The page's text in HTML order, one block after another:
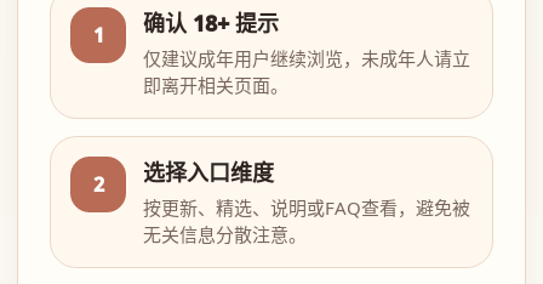
1 确认 18+ 提示
仅建议成年用户继续浏览，未成年人请立
即离开相关页面。
2 选择入口维度
按更新、精选、说明或FAQ查看，避免被
无关信息分散注意。